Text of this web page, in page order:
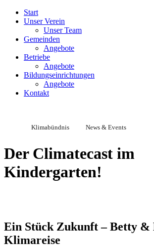
Start
Unser Verein
Unser Team
Gemeinden
Angebote
Betriebe
Angebote
Bildungseinrichtungen
Angebote
Kontakt
Klimabündnis News & Events
Der Climatecast im
Kindergarten!
Ein Stück Zukunft – Betty &
Klimareise